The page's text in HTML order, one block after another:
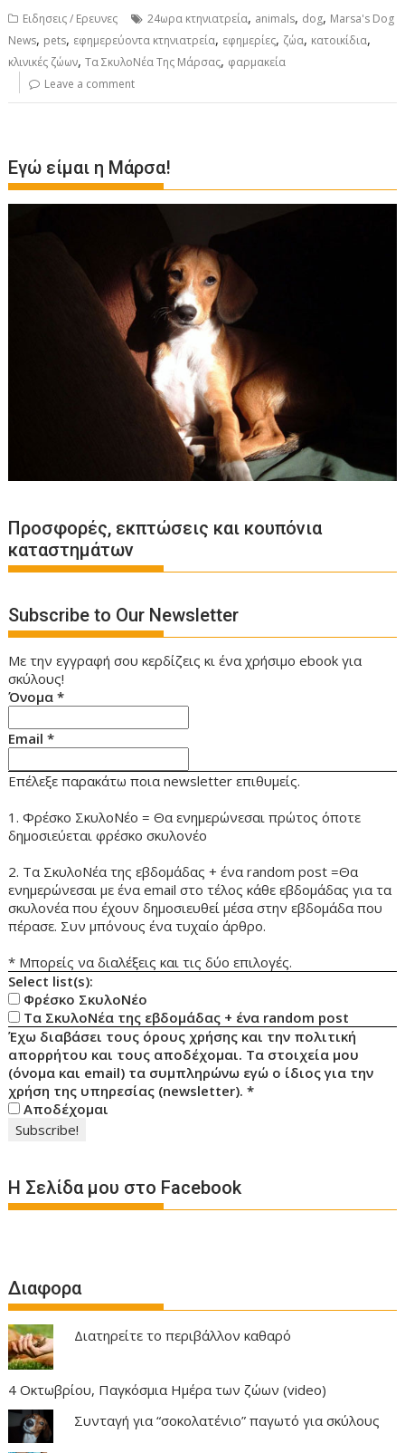
Ειδησεις / Ερευνες 24ωρα κτηνιατρεία, animals, dog, Marsa's Dog
News, pets, εφημερεύοντα κτηνιατρεία, εφημερίες, ζώα, κατοικίδια,
κλινικές ζώων,Τα ΣκυλοΝέα Της Μάρσας, φαρμακεία
Leave a comment
Εγώ είμαι η Μάρσα!
Προσφορές, εκπτώσεις και κουπόνια
καταστημάτων
Subscribe to Our Newsletter
Με την εγγραφή σου κερδίζεις κι ένα χρήσιμο ebook για
σκύλους!
Όνομα*
Email*
Επέλεξε παρακάτω ποια newsletter επιθυμείς.
1. Φρέσκο ΣκυλοΝέο = Θα ενημερώνεσαι πρώτος όποτε
δημοσιεύεται φρέσκο σκυλονέο
2. Τα ΣκυλοΝέα της εβδομάδας + ένα random post =Θα
ενημερώνεσαι με ένα email στο τέλος κάθε εβδομάδας για τα
σκυλονέα που έχουν δημοσιευθεί μέσα στην εβδομάδα που
πέρασε. Συν μπόνους ένα τυχαίο άρθρο.
* Μπορείς να διαλέξεις και τις δύο επιλογές.
Select list(s):
Φρέσκο ΣκυλοΝέο
Τα ΣκυλοΝέα της εβδομάδας + ένα random post
Έχω διαβάσει τους όρους χρήσης και την πολιτική
απορρήτου και τους αποδέχομαι. Τα στοιχεία μου
(όνομα και email) τα συμπληρώνω εγώ ο ίδιος για την
χρήση της υπηρεσίας (newsletter).*
Αποδέχομαι
Η Σελίδα μου στο Facebook
Διαφορα
Διατηρείτε το περιβάλλον καθαρό
4 Οκτωβρίου, Παγκόσμια Ημέρα των ζώων (video)
Συνταγή για “σοκολατένιο” παγωτό για σκύλους